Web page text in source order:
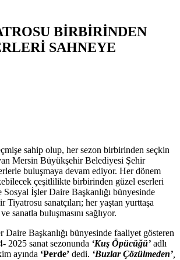
BİRBİRİNDEN
SAHNEYE
sahip olup, her sezon birbirinden seçkin
Mersin Büyükşehir Belediyesi Şehir
buluşmaya devam ediyor. Her dönem
çeşitlilikte birbirinden güzel eserleri
İşler Daire Başkanlığı bünyesinde
Tiyatrosu sanatçıları; her yaştan yurttaşa
sanatla buluşmasını sağlıyor.
Başkanlığı bünyesinde faaliyet gösteren
2025 sanat sezonunda ‘Kuş Öpücüğü’ adlı
ayında ‘Perde’ dedi. ‘Buzlar Çözülmeden’